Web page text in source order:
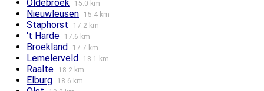
Oldebroek 15.0 km
Nieuwleusen 15.4 km
Staphorst 17.2 km
't Harde 17.6 km
Broekland 17.7 km
Lemelerveld 18.1 km
Raalte 18.2 km
Elburg 18.6 km